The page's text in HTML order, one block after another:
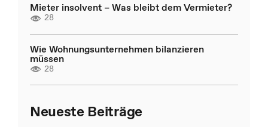
Mieter insolvent – Was bleibt dem Vermieter?
28
Wie Wohnungsunternehmen bilanzieren
müssen
28
Neueste Beiträge